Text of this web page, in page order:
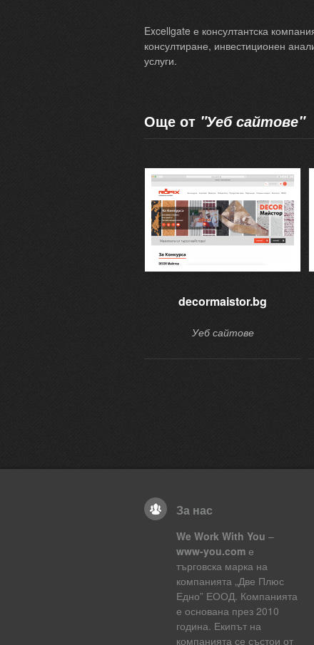
Excellgate е консултантска
консултиране, инвестиционен
услуги.
Още от "Уеб сайтове"
decormaistor.bg
Уеб сайтове
За нас
We Work With You –
www-you.com е
търговска марка на
компанията „Две Плюс
Едно” ЕООД. Компанията
е основана през 2010
година. Екипът на
компанията се състои от